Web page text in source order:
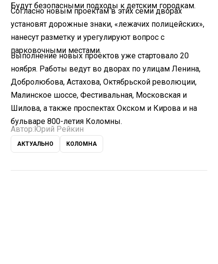
Будут безопасными подходы к детским городкам.
Согласно новым проектам в этих семи дворах
установят дорожные знаки, «лежачих полицейских»,
нанесут разметку и урегулируют вопрос с
парковочными местами.
Выполнение новых проектов уже стартовало 20
ноября. Работы ведут во дворах по улицам Ленина,
Добролюбова, Астахова, Октябрьской революции,
Малинское шоссе, Фестивальная, Московская и
Шилова, а также проспектах Окском и Кирова и на
бульваре 800-летия Коломны.
Автор: Юрий Рейкин
АКТУАЛЬНО КОЛОМНА